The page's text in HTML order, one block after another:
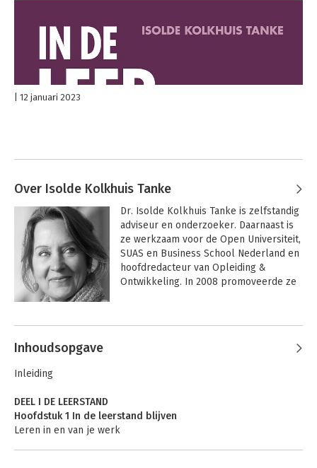
12 januari 2023
Over Isolde Kolkhuis Tanke
Dr. Isolde Kolkhuis Tanke is zelfstandig
adviseur en onderzoeker. Daarnaast is
ze werkzaam voor de Open Universiteit,
SUAS en Business School Nederland en
hoofdredacteur van Opleiding &
Ontwikkeling. In 2008 promoveerde ze
werken in latere loopbaanfasen.
Andere boeken door Isolde Kolkhuis
Tanke
Inhoudsopgave
Inleiding
DEEL I DE LEERSTAND
Hoofdstuk 1 In de leerstand blijven
Leren in en van je werk